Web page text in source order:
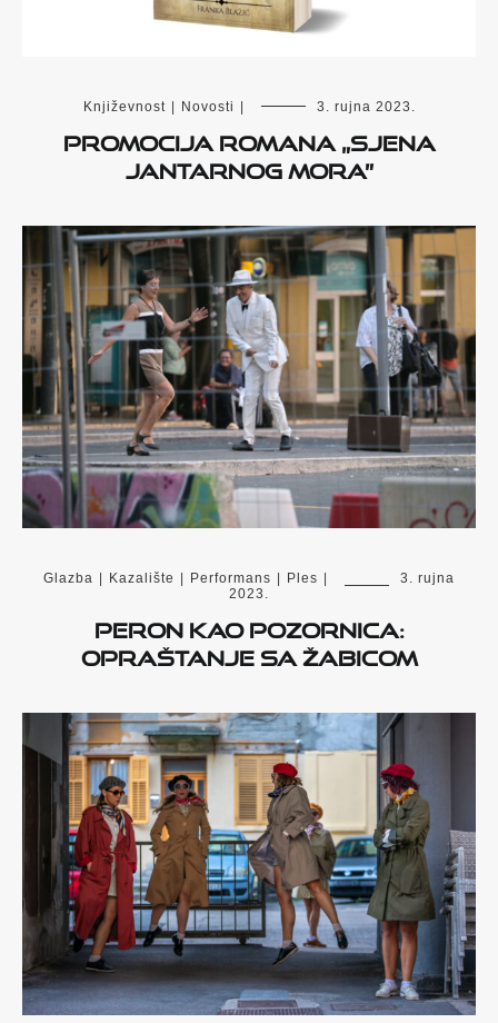
Književnost | Novosti | 3. rujna 2023.
Promocija romana „Sjena
Jantarnog mora”
Glazba | Kazalište | Performans | Ples |
3. rujna
2023.
Peron kao pozornica:
opraštanje sa Žabicom